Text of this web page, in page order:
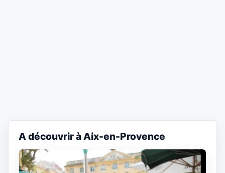
A découvrir à Aix-en-Provence